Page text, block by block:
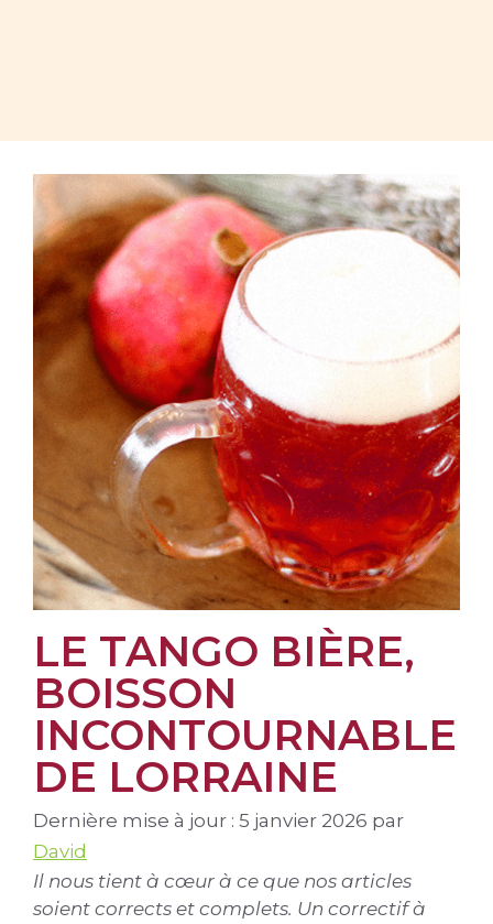
LE TANGO BIÈRE,
BOISSON
INCONTOURNABLE
DE LORRAINE
Dernière mise à jour : 5 janvier 2026 par
David
Il nous tient à cœur à ce que nos articles
soient corrects et complets. Un correctif à